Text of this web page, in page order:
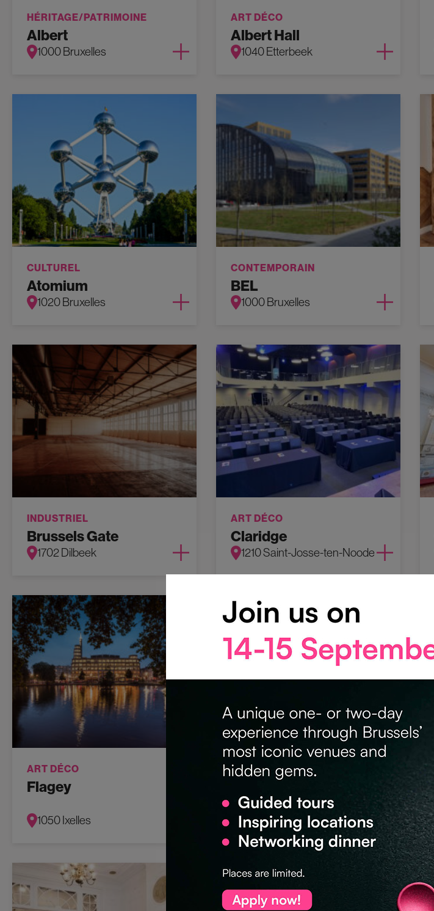
HÉRITAGE/PATRIMOINE
Albert
1000 Bruxelles
ART DÉCO
Albert Hall
1040 Etterbeek
CULTUREL
Atomium
1020 Bruxelles
CONTEMPORAIN
BEL
1000 Bruxelles
INDUSTRIEL
Brussels Gate
1702 Dilbeek
ART DÉCO
Claridge
1210 Saint-Josse-ten-Noode
ART DÉCO
Flagey
1050 Ixelles
HÉRITAGE/PATRIMOINE
KBR, Royal Library of
Belgium
1000 Bruxelles